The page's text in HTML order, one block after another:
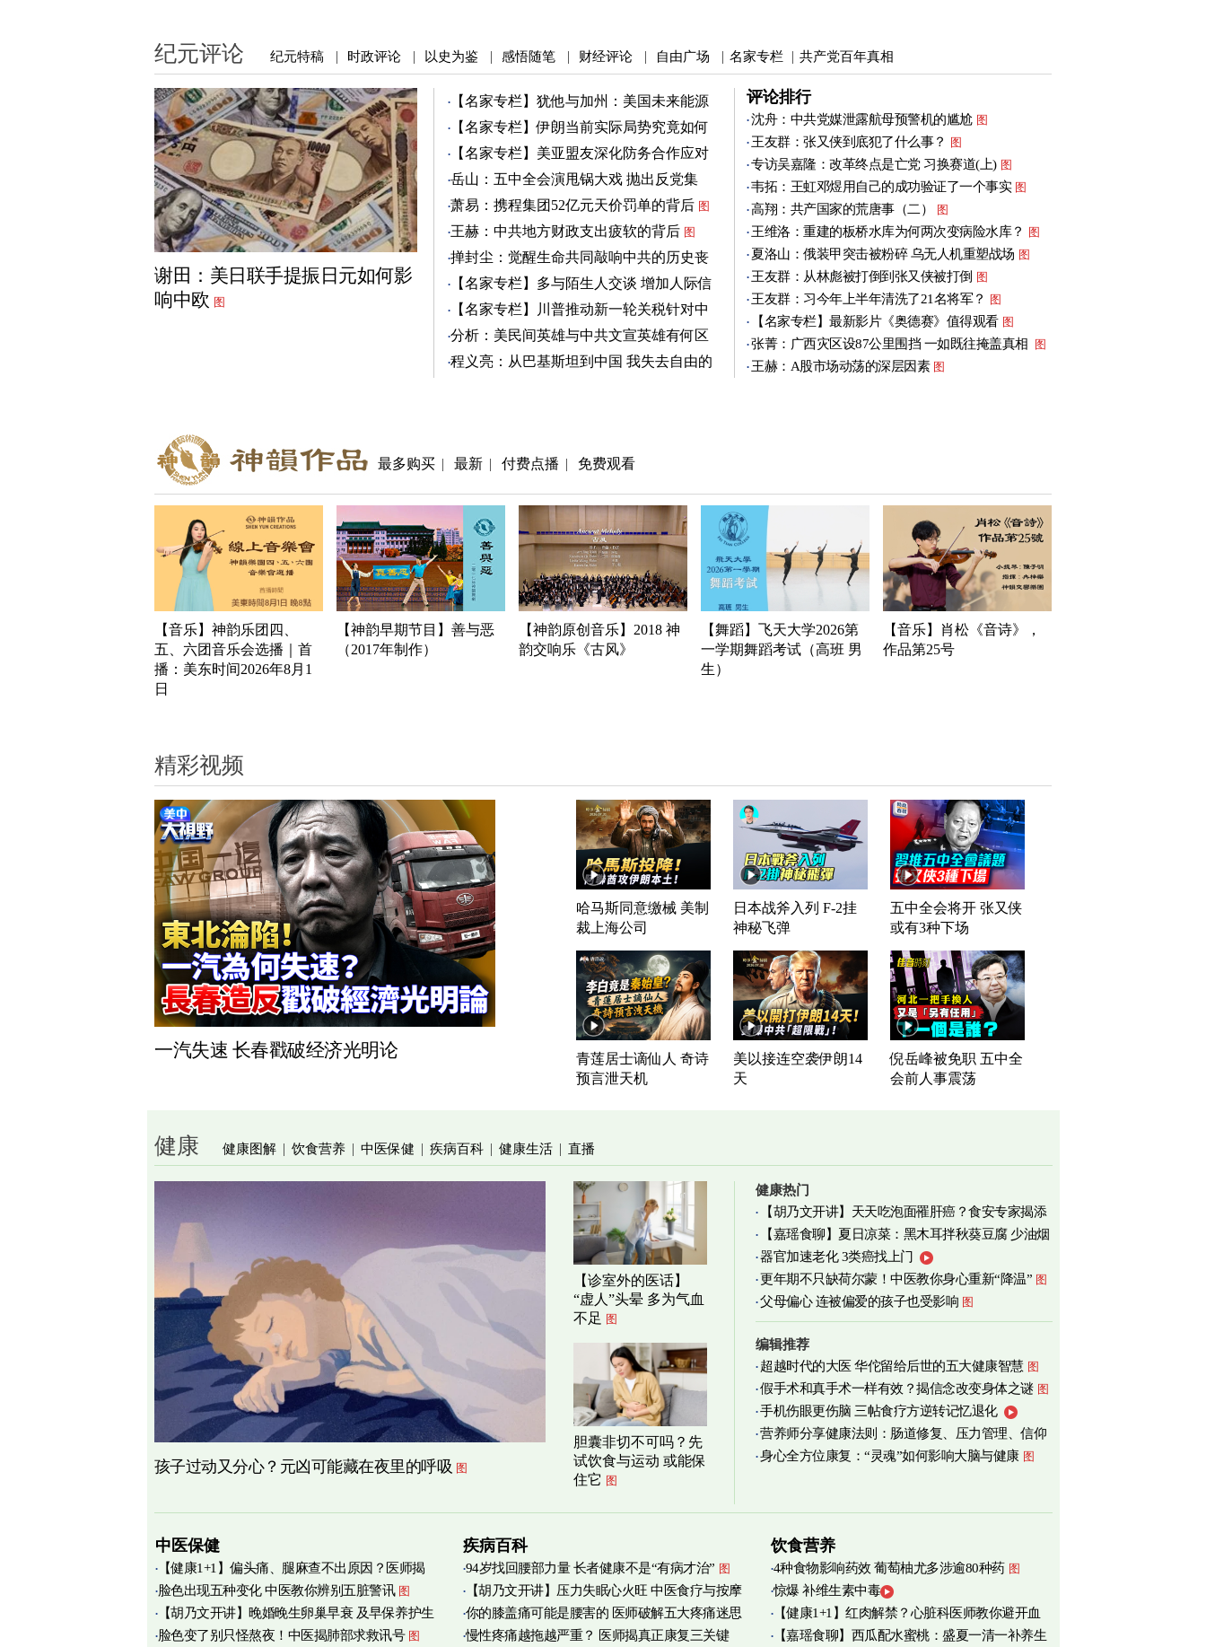
纪元评论 纪元特稿 | 时政评论 | 以史为鉴 | 感悟随笔 | 财经评论 | 自由广场 | 名家专栏 | 共产党百年真相
谢田：美日联手提振日元如何影
响中欧 图
【名家专栏】犹他与加州：美国未来能源
之争 图
【名家专栏】伊朗当前实际局势究竟如何
图
【名家专栏】美亚盟友深化防务合作应对
中共
图
岳山：五中全会演甩锅大戏 抛出反党集
团？
萧易：携程集团52亿元天价罚单的背后 图
王赫：中共地方财政支出疲软的背后 图
掸封尘：觉醒生命共同敲响中共的历史丧
钟 图
【名家专栏】多与陌生人交谈 增加人际信
任 图
【名家专栏】川普推动新一轮关税针对中
共 图
分析：美民间英雄与中共文宣英雄有何区
别 图
程义亮：从巴基斯坦到中国 我失去自由的
评论排行
沈舟：中共党媒泄露航母预警机的尴尬 图
王友群：张又侠到底犯了什么事？ 图
专访吴嘉隆：改革终点是亡党 习换赛道(上) 图
韦拓：王虹邓煜用自己的成功验证了一个事实 图
高翔：共产国家的荒唐事（二） 图
王维洛：重建的板桥水库为何两次变病险水库？ 图
夏洛山：俄装甲突击被粉碎 乌无人机重塑战场 图
王友群：从林彪被打倒到张又侠被打倒 图
王友群：习今年上半年清洗了21名将军？ 图
【名家专栏】最新影片《奥德赛》值得观看 图
张菁：广西灾区设87公里围挡 一如既往掩盖真相 图
王赫：A股市场动荡的深层因素 图
最多购买 | 最新 | 付费点播 | 免费观看
【音乐】神韵乐团四、
五、六团音乐会选播｜首
播：美东时间2026年8月1
日
【神韵早期节目】善与恶
（2017年制作）
【神韵原创音乐】2018 神
韵交响乐《古风》
【舞蹈】飞天大学2026第
一学期舞蹈考试（高班 男
生）
【音乐】肖松《音诗》，
作品第25号
精彩视频
一汽失速 长春戳破经济光明论
哈马斯同意缴械 美制
裁上海公司
日本战斧入列 F-2挂
神秘飞弹
五中全会将开 张又侠
或有3种下场
青莲居士谪仙人 奇诗
预言泄天机
美以接连空袭伊朗14
天
倪岳峰被免职 五中全
会前人事震荡
健康 健康图解 | 饮食营养 | 中医保健 | 疾病百科 | 健康生活 | 直播
孩子过动又分心？元凶可能藏在夜里的呼吸 图
【诊室外的医话】
“虚人”头晕 多为气血
不足 图
胆囊非切不可吗？先
试饮食与运动 或能保
住它 图
健康热门
【胡乃文开讲】天天吃泡面罹肝癌？食安专家揭添
加物真相
【嘉瑶食聊】夏日凉菜：黑木耳拌秋葵豆腐 少油烟
清爽养心 图
器官加速老化 3类癌找上门
更年期不只缺荷尔蒙！中医教你身心重新“降温” 图
父母偏心 连被偏爱的孩子也受影响 图
编辑推荐
超越时代的大医 华佗留给后世的五大健康智慧 图
假手术和真手术一样有效？揭信念改变身体之谜 图
手机伤眼更伤脑 三帖食疗方逆转记忆退化
营养师分享健康法则：肠道修复、压力管理、信仰
实践 图
身心全方位康复：“灵魂”如何影响大脑与健康 图
中医保健
【健康1+1】偏头痛、腿麻查不出原因？医师揭
痛源竟在肌筋膜 图
脸色出现五种变化 中医教你辨别五脏警讯 图
【胡乃文开讲】晚婚晚生卵巢早衰 及早保养护生
育
脸色变了别只怪熬夜！中医揭肺部求救讯号 图
疾病百科
94岁找回腰部力量 长者健康不是“有病才治” 图
【胡乃文开讲】压力失眠心火旺 中医食疗与按摩
自救
你的膝盖痛可能是腰害的 医师破解五大疼痛迷思
图
慢性疼痛越拖越严重？ 医师揭真正康复三关键
饮食营养
4种食物影响药效 葡萄柚尤多涉逾80种药 图
惊爆 补维生素中毒
【健康1+1】红肉解禁？心脏科医师教你避开血
管伤害
【嘉瑶食聊】西瓜配水蜜桃：盛夏一清一补养生